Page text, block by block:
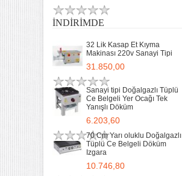
İNDIRIMDE
32 Lik Kasap Et Kıyma
Makinası 220v Sanayi Tipi
31.850,00
Sanayi tipi Doğalgazlı Tüplü
Ce Belgeli Yer Ocağı Tek
Yanışlı Döküm
6.203,60
70 Cm Yarı oluklu Doğalgazlı
Tüplü Ce Belgeli Döküm
Izgara
10.746,80